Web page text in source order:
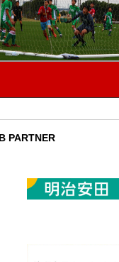
PARTNER